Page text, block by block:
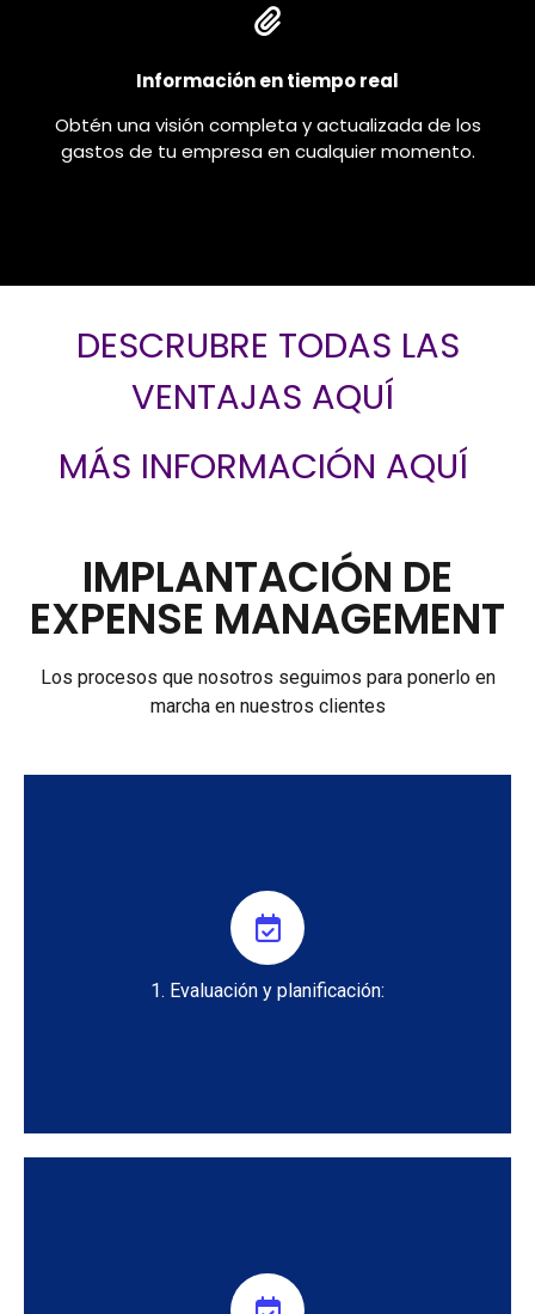
Información en tiempo real
Obtén una visión completa y actualizada de los
gastos de tu empresa en cualquier momento.
DESCRUBRE TODAS LAS
VENTAJAS AQUÍ
MÁS INFORMACIÓN AQUÍ
IMPLANTACIÓN DE
EXPENSE MANAGEMENT
Los procesos que nosotros seguimos para ponerlo en
marcha en nuestros clientes
1. Evaluación y planificación:
1. Definir los requisitos y necesidades del cliente.
2. Seleccionar la versión de Expense Management
adecuada.
3. Planificar la implementación y la configuración.
1. Instalar Expense Management en el entorno del cliente.